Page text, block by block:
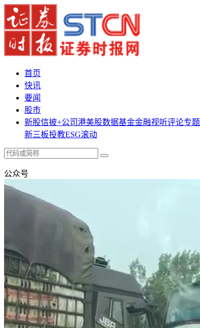
首页
快讯
要闻
股市
新股信披+公司港美股数据基金金融视听评论专题
新三板投教ESG滚动
公众号